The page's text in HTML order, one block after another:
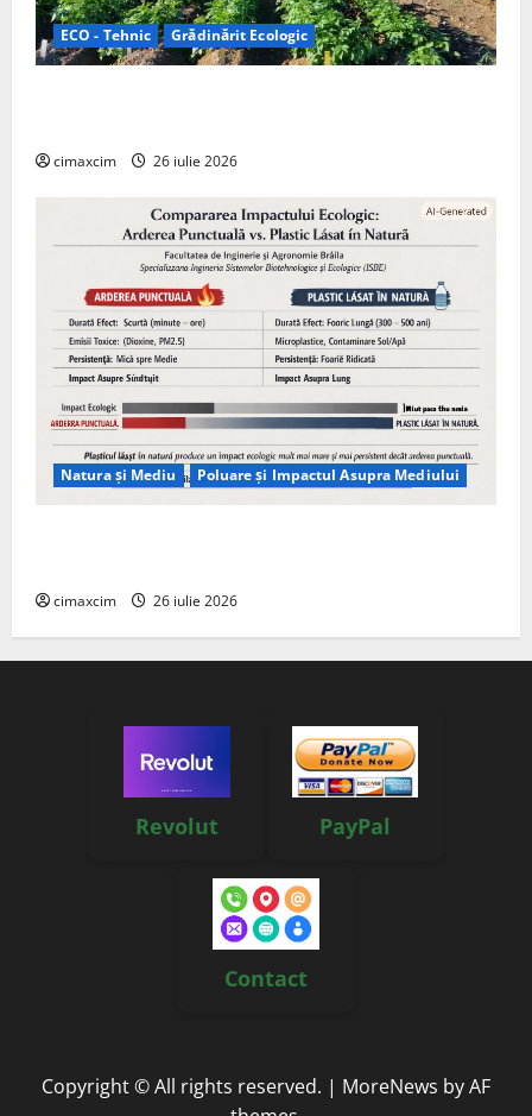
ECO - Tehnic Grădinărit Ecologic
cimaxcim 26 iulie 2026
Natura și Mediu Poluare și Impactul Asupra Mediului
cimaxcim 26 iulie 2026
Revolut PayPal
Contact
Copyright © All rights reserved. | MoreNews by AF